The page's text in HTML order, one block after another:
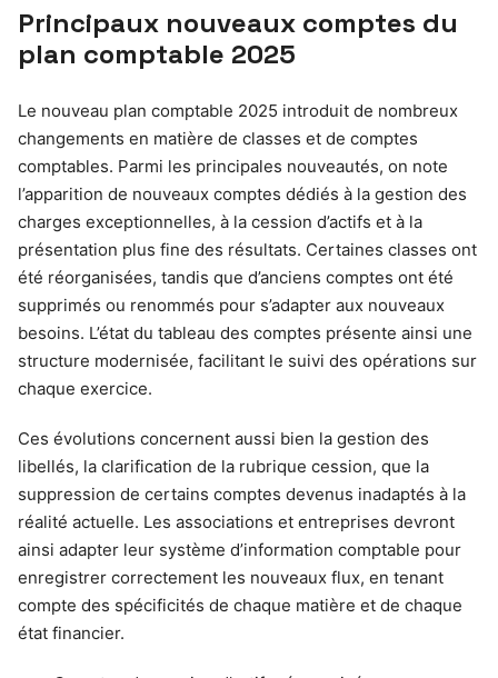
Principaux nouveaux comptes du
plan comptable 2025
Le nouveau plan comptable 2025 introduit de nombreux
changements en matière de classes et de comptes
comptables. Parmi les principales nouveautés, on note
l’apparition de nouveaux comptes dédiés à la gestion des
charges exceptionnelles, à la cession d’actifs et à la
présentation plus fine des résultats. Certaines classes ont
été réorganisées, tandis que d’anciens comptes ont été
supprimés ou renommés pour s’adapter aux nouveaux
besoins. L’état du tableau des comptes présente ainsi une
structure modernisée, facilitant le suivi des opérations sur
chaque exercice.
Ces évolutions concernent aussi bien la gestion des
libellés, la clarification de la rubrique cession, que la
suppression de certains comptes devenus inadaptés à la
réalité actuelle. Les associations et entreprises devront
ainsi adapter leur système d’information comptable pour
enregistrer correctement les nouveaux flux, en tenant
compte des spécificités de chaque matière et de chaque
état financier.